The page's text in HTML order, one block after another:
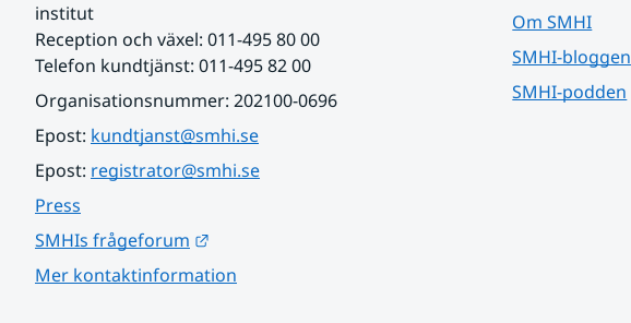
institut
Reception och växel: 011-495 80 00
Telefon kundtjänst: 011-495 82 00
Organisationsnummer: 202100-0696
Epost: kundtjanst@smhi.se
Epost: registrator@smhi.se
Press
SMHIs frågeforum
Mer kontaktinformation
Om SMHI
SMHI-bloggen
SMHI-podden